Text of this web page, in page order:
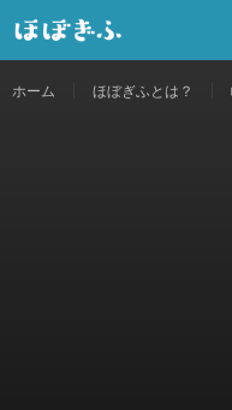
ホーム ほぼぎふとは？